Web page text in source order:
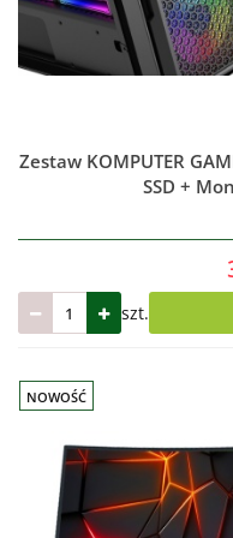
Zestaw KOMPUTER
SSD +
szt.
NOWOŚĆ